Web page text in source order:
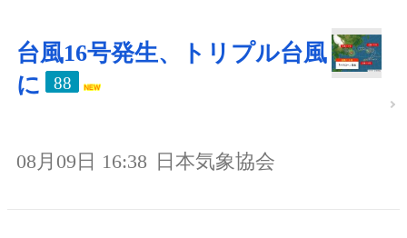
台風16号発生、トリプル台風
に
88
08月09日 16:38 日本気象協会